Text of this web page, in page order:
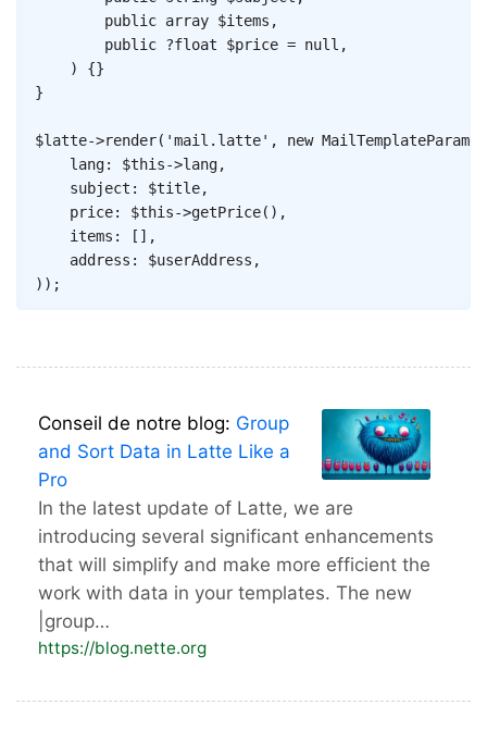
public array $items ,
public ?float $price = null ,
)
{}
}
$latte->render( 'mail.latte' , new
lang: $this->lang,
subject : $title,
price: $this->getPrice( ) ,
items : [ ] ,
address : $userAddress ,
) ) ;
Conseil de notre blog: Group
and Sort Data in Latte Like a
Pro
In the latest update of Latte, we are
introducing several significant enhancements
that will simplify and make more efficient the
work with data in your templates. The new
|group…
https://blog.nette.org